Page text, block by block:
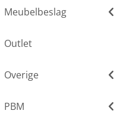
Meubelbeslag
Outlet
Overige
PBM